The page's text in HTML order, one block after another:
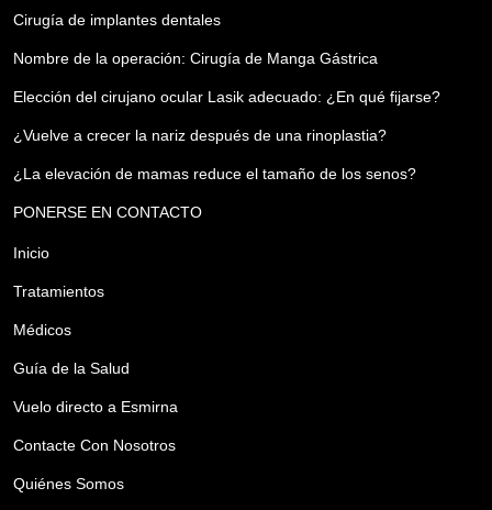
Cirugía de implantes dentales
Nombre de la operación: Cirugía de Manga Gástrica
Elección del cirujano ocular Lasik adecuado: ¿En qué fijarse?
¿Vuelve a crecer la nariz después de una rinoplastia?
¿La elevación de mamas reduce el tamaño de los senos?
PONERSE EN CONTACTO
Inicio
Tratamientos
Médicos
Guía de la Salud
Vuelo directo a Esmirna
Contacte Con Nosotros
Quiénes Somos